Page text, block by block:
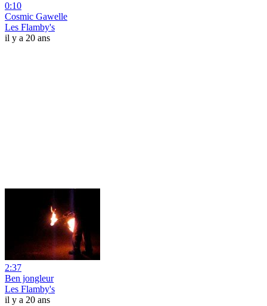
0:10
Cosmic Gawelle
Les Flamby's
il y a 20 ans
2:37
Ben jongleur
Les Flamby's
il y a 20 ans